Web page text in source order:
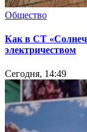
Общество
Как в СТ
электричеством
Сегодня, 14:49